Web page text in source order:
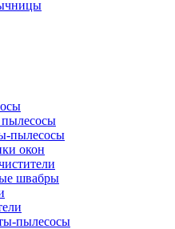
пылесосы
окон
швабры
пылесосы